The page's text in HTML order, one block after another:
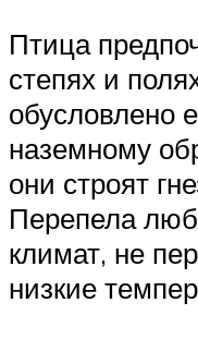
Птица
степях и
обусловлено
наземному
они строят
Перепела
климат, не
низкие